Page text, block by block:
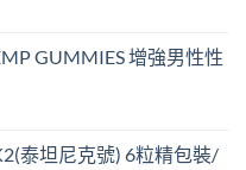
GUMMIES 增強男性性
泰坦尼克號) 6粒精包裝/